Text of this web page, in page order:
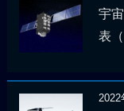
宇
表
2022